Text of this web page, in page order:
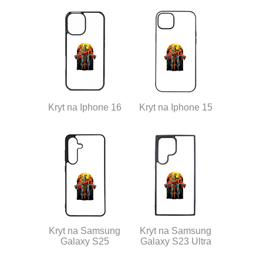
Kryt na Iphone 16 Kryt na Iphone 15
Kryt na Samsung
Galaxy S25
Kryt na Samsung
Galaxy S23 Ultra